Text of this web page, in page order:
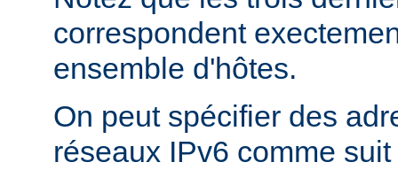
correspondent
ensemble d'hôtes.
On peut spécifier des
réseaux IPv6 comme suit